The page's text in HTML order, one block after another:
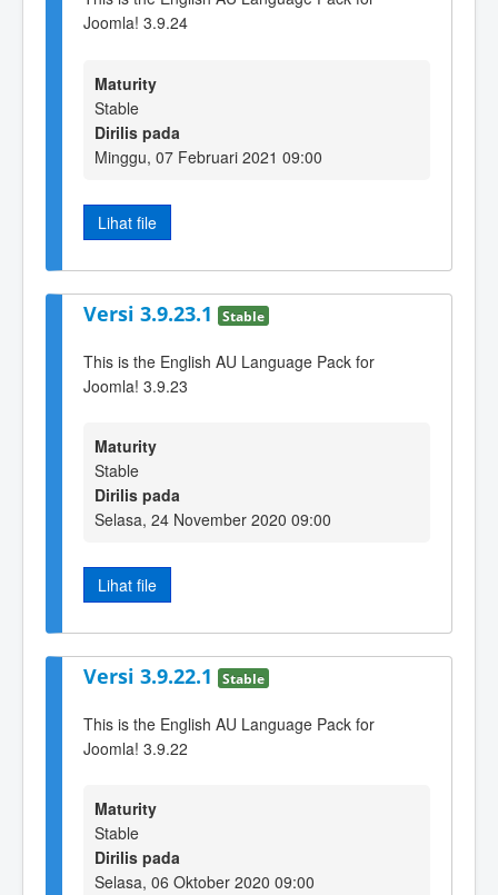
Joomla! 3.9.24
Maturity
Stable
Dirilis pada
Minggu, 07 Februari 2021 09:00
Lihat file
Versi 3.9.23.1 Stable
This is the English AU Language Pack for
Joomla! 3.9.23
Maturity
Stable
Dirilis pada
Selasa, 24 November 2020 09:00
Lihat file
Versi 3.9.22.1 Stable
This is the English AU Language Pack for
Joomla! 3.9.22
Maturity
Stable
Dirilis pada
Selasa, 06 Oktober 2020 09:00